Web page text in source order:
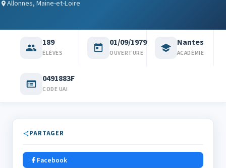
Allonnes, Maine-et-Loire
189
ÉLÈVES
01/09/1979
OUVERTURE
Nantes
ACADÉMIE
0491883F
CODE UAI
PARTAGER
Facebook